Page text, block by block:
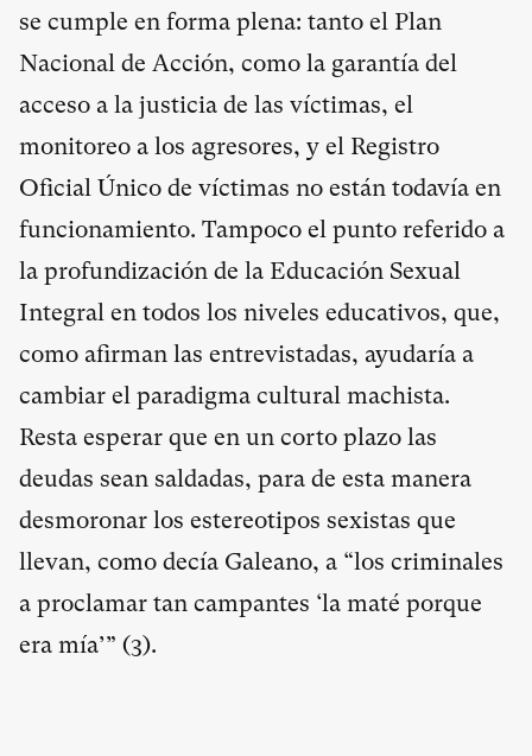
se cumple en forma plena: tanto el Plan
Nacional de Acción, como la garantía del
acceso a la justicia de las víctimas, el
monitoreo a los agresores, y el Registro
Oficial Único de víctimas no están todavía en
funcionamiento. Tampoco el punto referido a
la profundización de la Educación Sexual
Integral en todos los niveles educativos, que,
como afirman las entrevistadas, ayudaría a
cambiar el paradigma cultural machista.
Resta esperar que en un corto plazo las
deudas sean saldadas, para de esta manera
desmoronar los estereotipos sexistas que
llevan, como decía Galeano, a “los criminales
a proclamar tan campantes ‘la maté porque
era mía’” (3).